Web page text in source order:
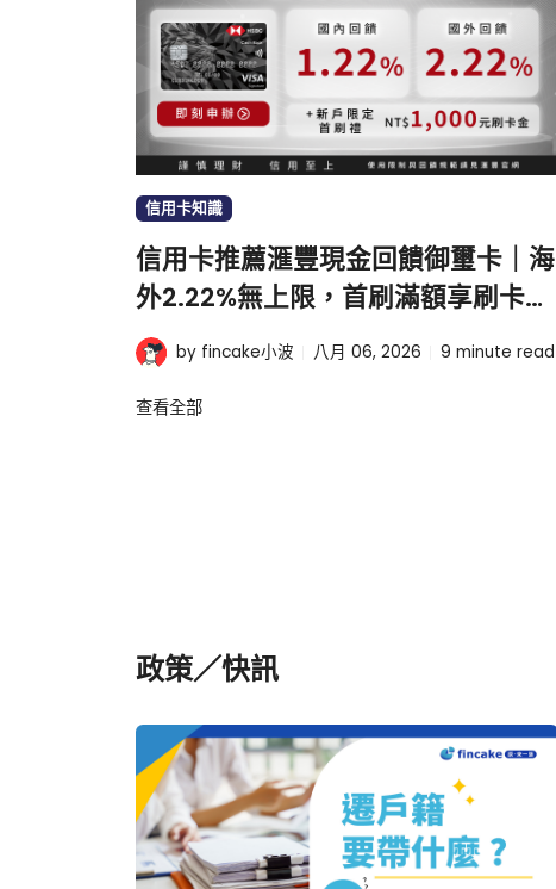
信用卡知識
信用卡推薦滙豐現金回饋御璽卡｜海
外2.22%無上限，首刷滿額享刷卡金
1000元by fincake小波 八月 06, 2026 9 minute read
查看全部
政策／快訊